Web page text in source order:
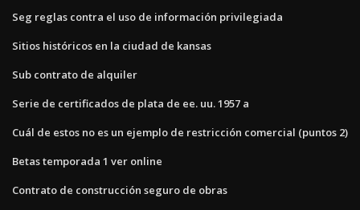
Seg reglas contra el uso de información privilegiada
Sitios históricos en la ciudad de kansas
Sub contrato de alquiler
Serie de certificados de plata de ee. uu. 1957 a
Cuál de estos no es un ejemplo de restricción comercial (puntos 2)
Betas temporada 1 ver online
Contrato de construcción seguro de obras